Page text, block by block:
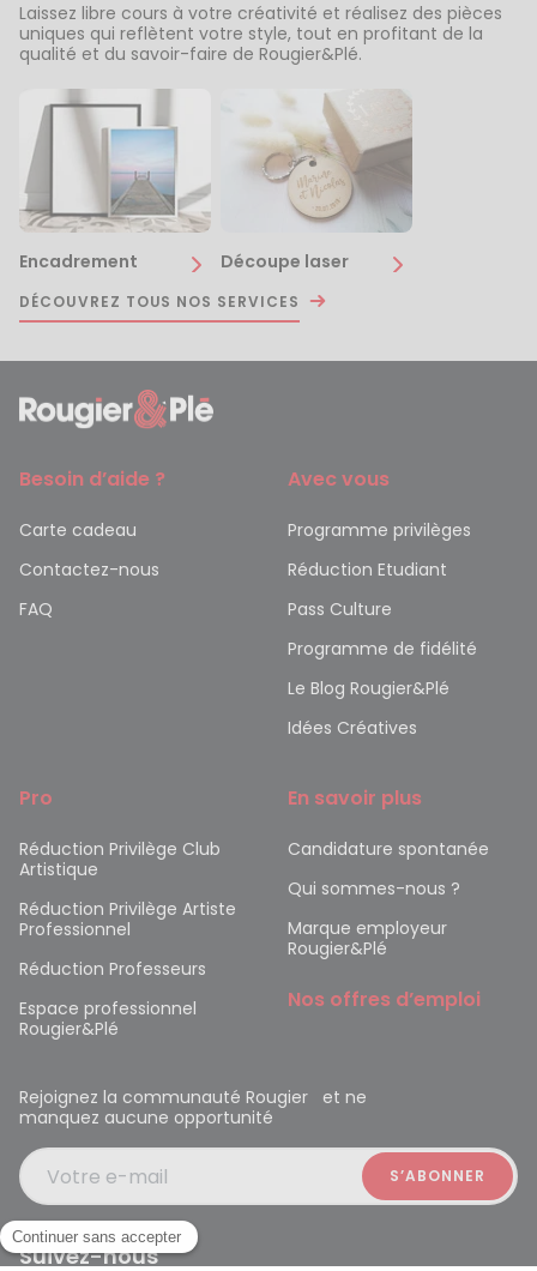
Laissez libre cours à votre créativité et réalisez des pièces
uniques qui reflètent votre style, tout en profitant de la
qualité et du savoir-faire de Rougier&Plé.
Encadrement Découpe laser
DÉCOUVREZ TOUS NOS SERVICES
Besoin d’aide ?
Carte cadeau
Contactez-nous
FAQ
Avec vous
Programme privilèges
Réduction Etudiant
Pass Culture
Programme de fidélité
Le Blog Rougier&Plé
Idées Créatives
Pro
Réduction Privilège Club
Artistique
Réduction Privilège Artiste
Professionnel
Réduction Professeurs
Espace professionnel
Rougier&Plé
En savoir plus
Candidature spontanée
Qui sommes-nous ?
Marque employeur
Rougier&Plé
Nos offres d’emploi
Rejoignez la communauté Rougier et ne
manquez aucune opportunité
Votre e-mail
Suivez-nous